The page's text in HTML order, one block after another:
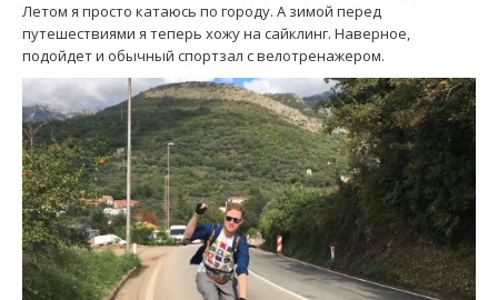
Летом я просто катаюсь по городу. А зимой перед
путешествиями я теперь хожу на сайклинг. Наверное,
подойдет и обычный спортзал с велотренажером.